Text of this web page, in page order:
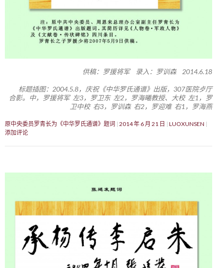
供稿：罗援将军 录入：罗训森 2014.6.18
标题插图：2004.5.8，庆祝《中华罗氏通谱》出版，307医院歺厅
合影。中，罗援将军 左3，罗卫东 左2，罗海曦教授、大校 左1，罗
卫中校 右3，罗训森 右2，罗迎难 右1，罗海燕
原中央委员罗青长为《中华罗氏通谱》题词 2014 年 6 月 21 日
LUOXUNSEN
添加评论